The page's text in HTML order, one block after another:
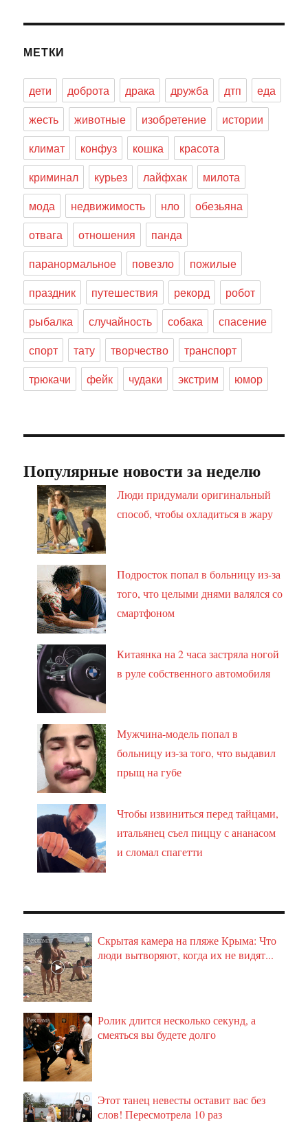
МЕТКИ
дети доброта драка дружба дтп
еда
жесть
животные изобретение
истории
климат
конфуз кошка
красота
криминал
курьез лайфхак
милота
мода
недвижимость нло
обезьяна
отвага
отношения
панда
паранормальное
повезло
пожилые
праздник
путешествия рекорд
робот
рыбалка
случайность собака
спасение
спорт
тату творчество
транспорт
трюкачи
фейк чудаки экстрим юмор
Популярные новости за неделю
Люди придумали оригинальный
способ, чтобы охладиться в жару
Подросток попал в больницу из-за
того, что целыми днями валялся со
смартфоном
Китаянка на 2 часа застряла ногой
в руле собственного автомобиля
Мужчина-модель попал в
больницу из-за того, что выдавил
прыщ на губе
Чтобы извиниться перед тайцами,
итальянец съел пиццу с ананасом
и сломал спагетти
i
Скрытая камера на пляже Крыма: Что
люди вытворяют, когда их не видят...
i
Ролик длится несколько секунд, а
смеяться вы будете долго
i
Этот танец невесты оставит вас без
слов! Пересмотрела 10 раз